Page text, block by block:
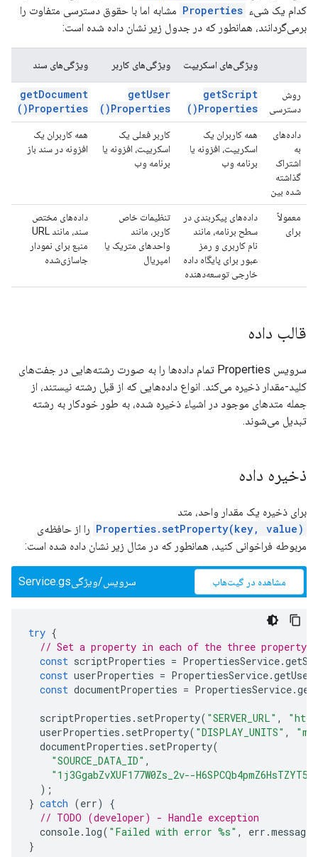
کدام یک شیء Properties مشابه اما با حقوق دسترسی متفاوت را
برمی‌گردانند، همانطور که در جدول زیر نشان داده شده است:
ویژگی‌های اسکریپت ویژگی‌های کاربر ویژگی‌های سند
روش
دسترسی
getScript
Properties(
)
getUser
Properties(
)
getDocument
Properties(
)
داده‌های
به
اشتراک
گذاشته
شده بین
همه کاربران یک
اسکریپت، افزونه یا
برنامه وب
کاربر فعلی یک
اسکریپت، افزونه یا
برنامه وب
همه کاربران یک
افزونه در سند باز
معمولاً
برای
داده‌های پیکربندی در
سطح برنامه، مانند
نام کاربری و رمز
عبور برای پایگاه داده
خارجی توسعه‌دهنده
تنظیمات خاص
کاربر، مانند
واحدهای متریک یا
امپریال
داده‌های مختص
سند، مانند URL
منبع برای نمودار
جاسازی‌شده
قالب داده
سرویس Properties تمام داده‌ها را به صورت رشته‌هایی در جفت‌های
کلید-مقدار ذخیره می‌کند. انواع داده‌هایی که از قبل رشته نیستند، از
جمله متدهای موجود در اشیاء ذخیره شده، به طور خودکار به رشته
تبدیل می‌شوند.
ذخیره داده
برای ذخیره یک مقدار واحد، متد
Properties.setProperty(key, value) را از حافظه‌ی
مربوطه فراخوانی کنید، همانطور که در مثال زیر نشان داده شده است:
سرویس/ویژگیService.gs مشاهده در گیت‌هاب
try {
// Set a property in each of the three property
const scriptProperties = PropertiesService.
const userProperties = PropertiesService.
const documentProperties = PropertiesService.
scriptProperties . setProperty( "SERVER_URL" ,
userProperties . setProperty( "DISPLAY_UNITS" ,
documentProperties . setProperty(
"SOURCE_DATA_ID" ,
"1j3GgabZvXUF177W0Zs_2v--
);
} catch (err)
{
// TODO (developer) - Handle exception
console. log( "Failed with error %s" , err .message
}